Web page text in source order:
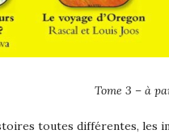
Tome 3 – à
toutes différentes, les